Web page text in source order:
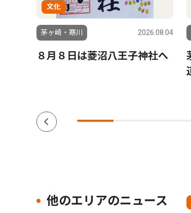
文化
茅ヶ崎・寒川 2026.08.04
８月８日は菱沼八王子神社へ
他のエリアのニュース